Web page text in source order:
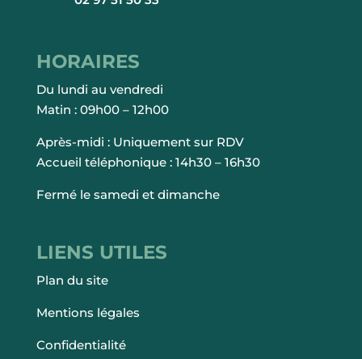
HORAIRES
Du lundi au vendredi
Matin : 09h00 – 12h00
Après-midi : Uniquement sur RDV
Accueil téléphonique : 14h30 – 16h30
Fermé le samedi et dimanche
LIENS UTILES
Plan du site
Mentions légales
Confidentialité